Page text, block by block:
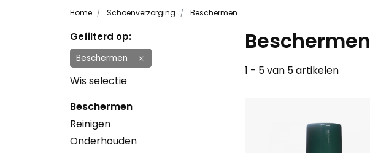
Home Schoenverzorging Beschermen
Gefilterd op:
Beschermen
Wis selectie
Beschermen
Reinigen
Onderhouden
Beschermen
1 - 5 van 5 artikelen